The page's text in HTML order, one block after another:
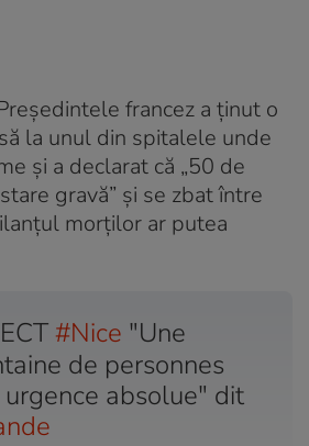
francez a ținut o
la unul din spitalele unde
și a declarat că „50 de
gravă” și se zbat între
morților ar putea
#Nice "Une
de personnes
absolue" dit